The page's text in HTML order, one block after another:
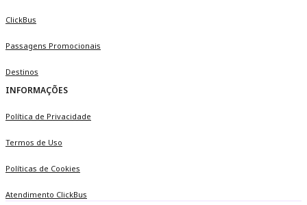
ClickBus
Passagens Promocionais
Destinos
INFORMAÇÕES
Política de Privacidade
Termos de Uso
Políticas de Cookies
Atendimento ClickBus